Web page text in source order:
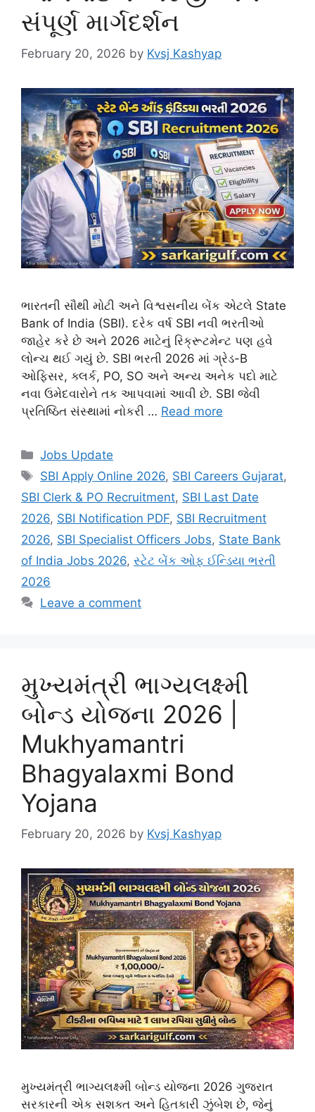
સંપૂર્ણ માર્ગદર્શન
February 20, 2026 by Kvsj Kashyap
ભારતની સૌથી મોટી અને વિશ્વસનીય બેંક એટલે State
Bank of India (SBI). દરેક વર્ષ SBI નવી ભરતીઓ
જાહેર કરે છે અને 2026 માટેનું રિક્રૂટમેન્ટ પણ હવે
લોન્ચ થઈ ગયું છે. SBI ભરતી 2026 માં ગ્રેડ-B
ઓફિસર, ક્લર્ક, PO, SO અને અન્ય અનેક પદો માટે
નવા ઉમેદવારોને તક આપવામાં આવી છે. SBI જેવી
પ્રતિષ્ઠિત સંસ્થામાં નોકરી … Read more
Categories
Jobs Update
Tags
SBI Apply Online 2026, SBI Careers Gujarat,
SBI Clerk & PO Recruitment, SBI Last Date
2026, SBI Notification PDF, SBI Recruitment
2026, SBI Specialist Officers Jobs, State Bank
of India Jobs 2026, સ્ટેટ બેંક ઓફ ઈન્ડિયા ભરતી
2026
Leave a comment
મુખ્યમંત્રી ભાગ્યલક્ષ્મી
બોન્ડ યોજના 2026 |
Mukhyamantri
Bhagyalaxmi Bond
Yojana
February 20, 2026 by Kvsj Kashyap
મુખ્યમંત્રી ભાગ્યલક્ષ્મી બોન્ડ યોજના 2026 ગુજરાત
સરકારની એક સશક્ત અને હિતકારી ઝુંબેશ છે, જેનું